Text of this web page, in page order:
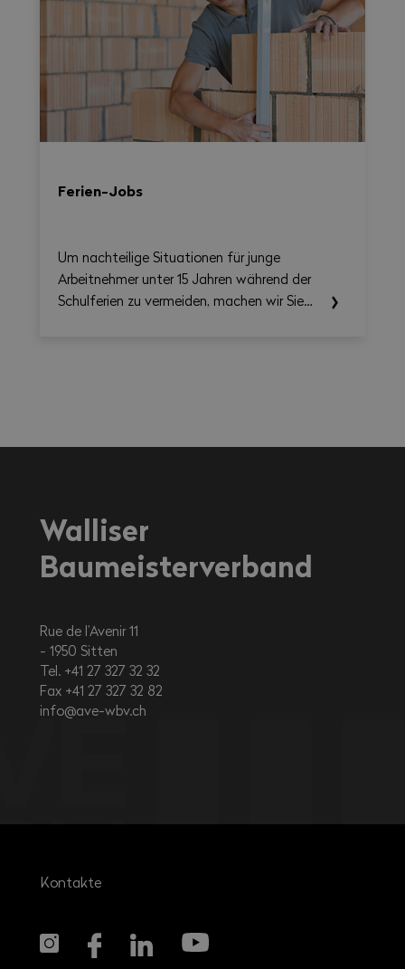
Arbeitszeit, Überstunden, Reisezeit und
allfällige Zuschläge auf Wochenbasis
berechnen und gleichzeitig eine
übersichtliche, als PDF exportierbare
Zusammenfassung erstellen.
Ferien-Jobs
Um nachteilige Situationen für junge
Arbeitnehmer unter 15 Jahren während der
Schulferien zu vermeiden, machen wir Sie
Walliser
Baumeisterverband
Rue de l’Avenir 11
1950 Sitten
Tel. +41 27 327 32 32
Fax +41 27 327 32 82
info@ave-wbv.ch
Kontakte